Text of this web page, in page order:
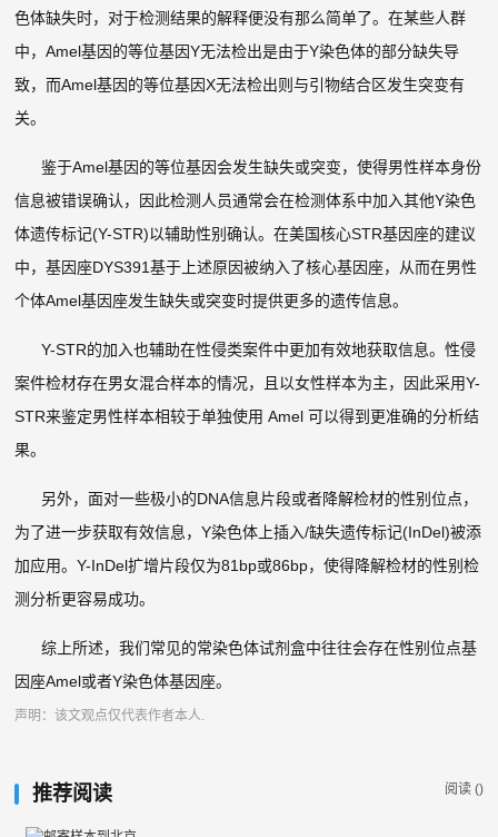
色体缺失时，对于检测结果的解释便没有那么简单了。在某些人群
中，Amel基因的等位基因Y无法检出是由于Y染色体的部分缺失导
致，而Amel基因的等位基因X无法检出则与引物结合区发生突变有
关。
鉴于Amel基因的等位基因会发生缺失或突变，使得男性样本身份
信息被错误确认，因此检测人员通常会在检测体系中加入其他Y染色
体遗传标记(Y-STR)以辅助性别确认。在美国核心STR基因座的建议
中，基因座DYS391基于上述原因被纳入了核心基因座，从而在男性
个体Amel基因座发生缺失或突变时提供更多的遗传信息。
Y-STR的加入也辅助在性侵类案件中更加有效地获取信息。性侵
案件检材存在男女混合样本的情况，且以女性样本为主，因此采用Y-
STR来鉴定男性样本相较于单独使用 Amel 可以得到更准确的分析结
果。
另外，面对一些极小的DNA信息片段或者降解检材的性别位点，
为了进一步获取有效信息，Y染色体上插入/缺失遗传标记(InDel)被添
加应用。Y-InDel扩增片段仅为81bp或86bp，使得降解检材的性别检
测分析更容易成功。
综上所述，我们常见的常染色体试剂盒中往往会存在性别位点基
因座Amel或者Y染色体基因座。
声明：该文观点仅代表作者本人.
阅读 ()
推荐阅读